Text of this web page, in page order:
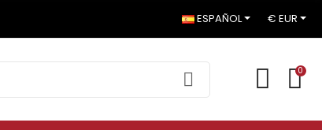
ESPAÑOL € EUR
0